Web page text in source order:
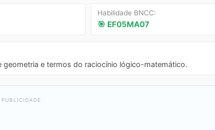
Habilidade BNCC:
🎯 EF05MA07
e termos do raciocínio lógico-matemático.
PUBLICIDADE